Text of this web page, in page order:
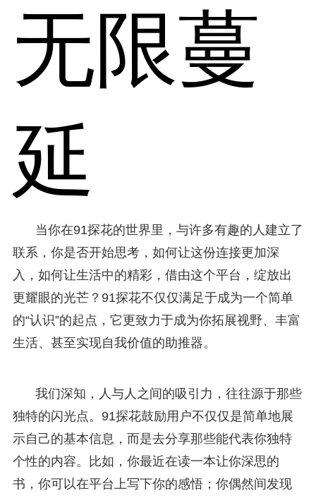
无限蔓
延
当你在91探花的世界里，与许多有趣的人建立了
联系，你是否开始思考，如何让这份连接更加深
入，如何让生活中的精彩，借由这个平台，绽放出
更耀眼的光芒？91探花不仅仅满足于成为一个简单
的“认识”的起点，它更致力于成为你拓展视野、丰富
生活、甚至实现自我价值的助推器。
我们深知，人与人之间的吸引力，往往源于那些
独特的闪光点。91探花鼓励用户不仅仅是简单地展
示自己的基本信息，而是去分享那些能代表你独特
个性的内容。比如，你最近在读一本让你深思的
书，你可以在平台上写下你的感悟；你偶然间发现